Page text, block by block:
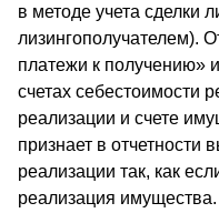
в методе учета сделки
лизингополучателем).
платежи к получению»
счетах себестоимости
реализации и счете
признает в отчетности
реализации так, как
реализация